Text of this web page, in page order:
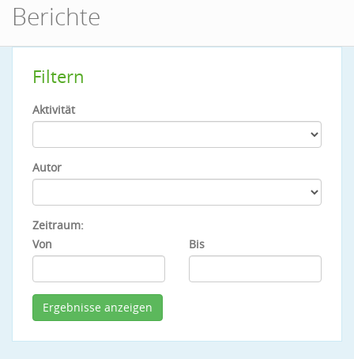
Berichte
Filtern
Aktivität
Autor
Zeitraum:
Von
Bis